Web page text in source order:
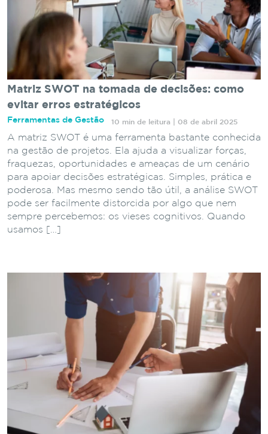
Matriz SWOT na tomada de decisões: como
evitar erros estratégicos
Ferramentas de Gestão 10 min de leitura | 08 de abril 2025
A matriz SWOT é uma ferramenta bastante conhecida
na gestão de projetos. Ela ajuda a visualizar forças,
fraquezas, oportunidades e ameaças de um cenário
para apoiar decisões estratégicas. Simples, prática e
poderosa. Mas mesmo sendo tão útil, a análise SWOT
pode ser facilmente distorcida por algo que nem
sempre percebemos: os vieses cognitivos. Quando
usamos […]